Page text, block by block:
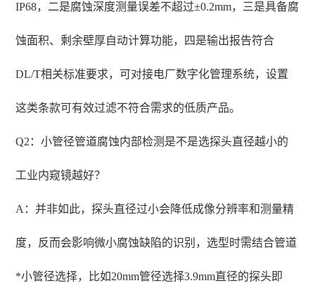
IP68，二是腐蚀深度测量误差不超过±0.2mm，三是具备腐
蚀面积、剩余壁厚自动计算功能，四是输出报告符合
DL/T相关标准要求，可对接电厂数字化管理系统，设置
这类条款可有效过滤不符合需求的低质产品。
Q2：小管径管道腐蚀内部检测是不是选探头直径越小的
工业内窥镜越好？
A：并非如此，探头直径过小会降低成像分辨率和测量精
度，反而会影响微小腐蚀缺陷的识别，选型时需结合管道
*小管径选择，比如20mm管径选择3.9mm直径的探头即